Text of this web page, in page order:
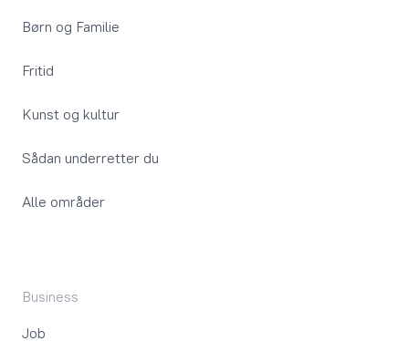
Børn og Familie
Fritid
Kunst og kultur
Sådan underretter du
Alle områder
Business
Job